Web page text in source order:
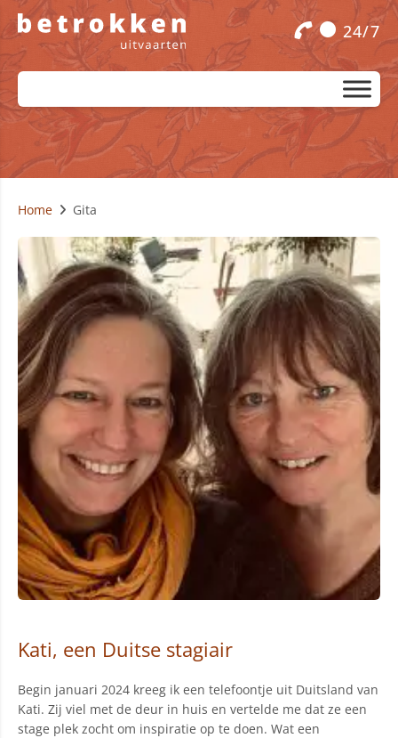
24/7
Home Gita
Kati, een Duitse stagiair
Begin januari 2024 kreeg ik een telefoontje uit Duitsland van
Kati. Zij viel met de deur in huis en vertelde me dat ze een
stage plek zocht om inspiratie op te doen. Wat een